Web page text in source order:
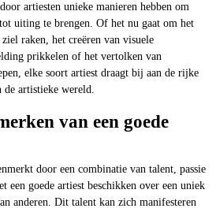
artiesten unieke manieren hebben om
uiting te brengen. Of het nu gaat om het
raken, het creëren van visuele
prikkelen of het vertolken van
elke soort artiest draagt bij aan de rijke
de artistieke wereld.
van een goede
door een combinatie van talent, passie
een goede artiest beschikken over een uniek
anderen. Dit talent kan zich manifesteren